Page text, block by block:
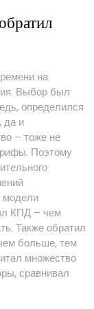
на
Выбор был
определился
да и
– тоже не
Поэтому
модели
КПД – чем
Также обратил
больше, тем
множество
сравнивал